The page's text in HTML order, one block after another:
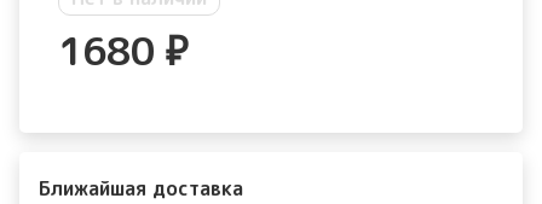
1680 ₽
Ближайшая доставка